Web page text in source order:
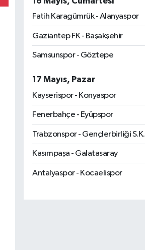
Fatih Karagümrük - Alanyaspor
Gaziantep FK - Başakşehir
Samsunspor - Göztepe
17 Mayıs, Pazar
Kayserispor - Konyaspor
Fenerbahçe - Eyüpspor
Trabzonspor - Gençlerbirliği S.K.
Kasımpaşa - Galatasaray
Antalyaspor - Kocaelispor